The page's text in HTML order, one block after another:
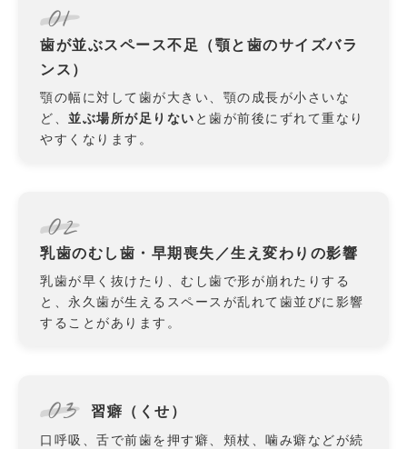
01
歯が並ぶスペース不足（顎と歯のサイズバラ
ンス）
顎の幅に対して歯が大きい、顎の成長が小さいな
ど、 並ぶ場所が足りない と歯が前後にずれて重なり
やすくなります。
02
乳歯のむし歯・早期喪失／生え変わりの影響
乳歯が早く抜けたり、むし歯で形が崩れたりする
と、永久歯が生えるスペースが乱れて歯並びに影響
することがあります。
03 習癖（くせ）
口呼吸、舌で前歯を押す癖、頬杖、噛み癖などが続